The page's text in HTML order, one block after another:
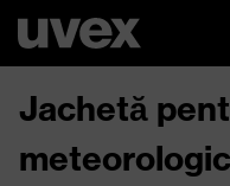
Jachetă